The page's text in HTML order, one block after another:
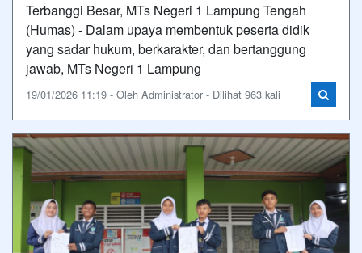
Terbanggi Besar, MTs Negeri 1 Lampung Tengah
(Humas) - Dalam upaya membentuk peserta didik
yang sadar hukum, berkarakter, dan bertanggung
jawab, MTs Negeri 1 Lampung
19/01/2026 11:19 - Oleh Administrator - Dilihat 963 kali